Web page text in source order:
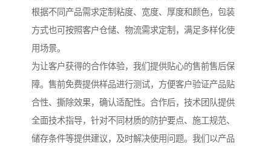
根据不同产品需求定制粘度、宽度、厚度和颜色，包装
方式也可按照客户仓储、物流需求定制，满足多样化使
用场景。
为让客户获得的合作体验，我们提供贴心的售前售后保
障。售前免费提供样品进行测试，方便客户验证产品贴
合性、撕除效果，确认适配性。合作后，技术团队提供
全面技术指导，针对不同材质的防护要点、施工规范、
储存条件等提供建议，及时解决使用问题。我们以产品